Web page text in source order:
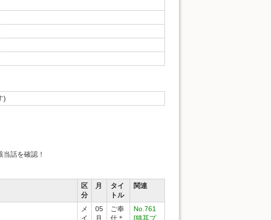
)
話を確認！
区
分
月
タイ
トル
関連
メ
イ
05
月
ご奉
仕＊
No.761
[猫耳プ